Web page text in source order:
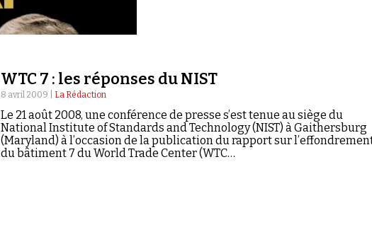
WTC 7 : les réponses du NIST
8 avril 2009 | La Rédaction
Le 21 août 2008, une conférence de presse s’est tenue au siège du
National Institute of Standards and Technology (NIST) à Gaithersburg
(Maryland) à l’occasion de la publication du rapport sur
du bâtiment 7 du World Trade Center (WTC…